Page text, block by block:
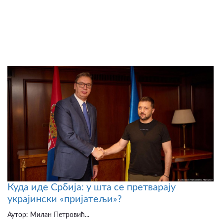
Куда иде Србија: у шта се претварају
украјински «пријатељи»?
Аутор: Милан Петровић...